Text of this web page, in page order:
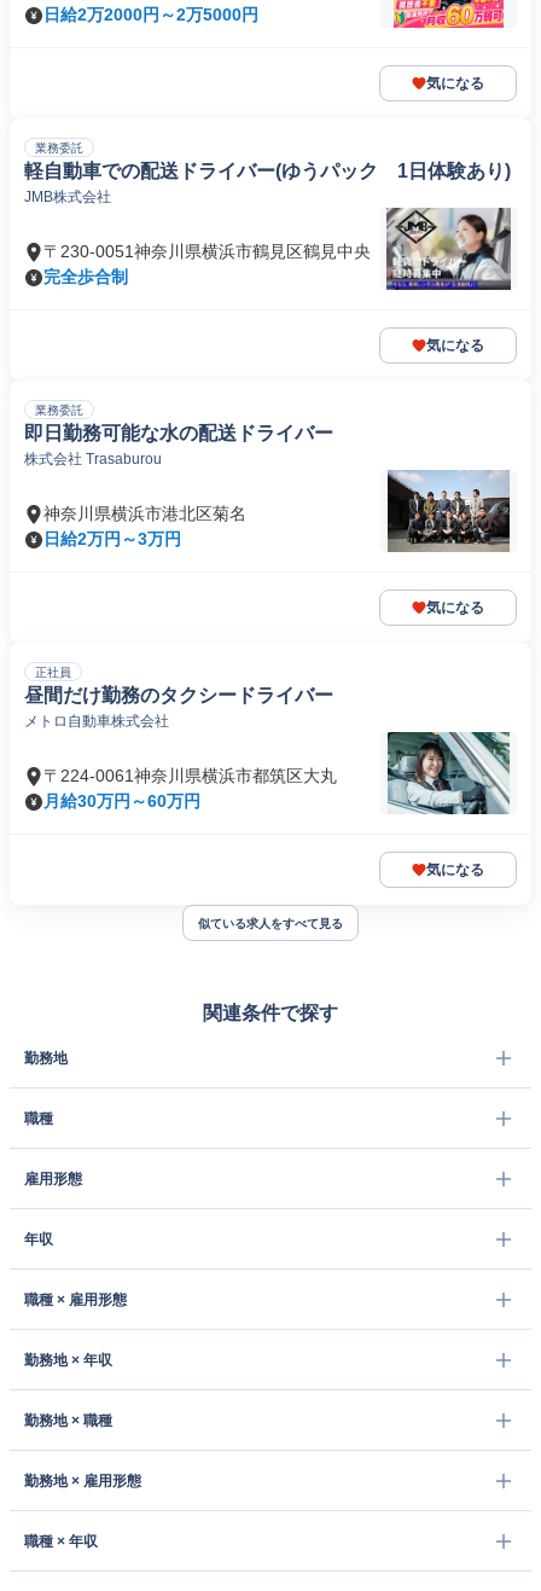
日給2万2000円～2万5000円
気になる
業務委託
軽自動車での配送ドライバー(ゆうパック 1日体験あり)
JMB株式会社
〒230-0051神奈川県横浜市鶴見区鶴見中央
完全歩合制
気になる
業務委託
即日勤務可能な水の配送ドライバー
株式会社 Trasaburou
神奈川県横浜市港北区菊名
日給2万円～3万円
気になる
正社員
昼間だけ勤務のタクシードライバー
メトロ自動車株式会社
〒224-0061神奈川県横浜市都筑区大丸
月給30万円～60万円
気になる
似ている求人をすべて見る
関連条件で探す
勤務地
職種
雇用形態
年収
職種 × 雇用形態
勤務地 × 年収
勤務地 × 職種
勤務地 × 雇用形態
職種 × 年収